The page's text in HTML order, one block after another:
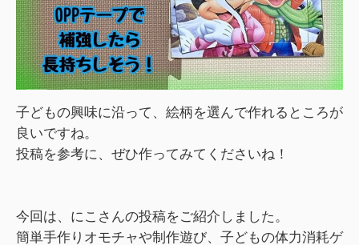
子どもの興味に沿って、絵柄を選んで作れるところが
良いですね。
投稿を参考に、ぜひ作ってみてくださいね！
今回は、にこさんの投稿をご紹介しました。
簡単手作りオモチャや制作遊び、子どもの体力消耗ゲ